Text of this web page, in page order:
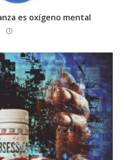
es oxígeno mental